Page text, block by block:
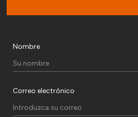
Nombre
Correo electrónico